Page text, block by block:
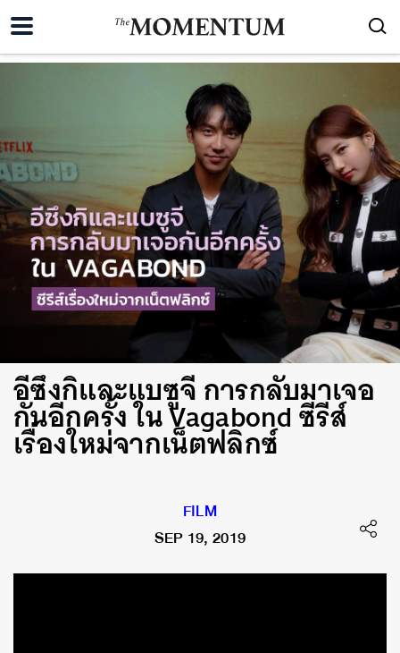
อีซึงกิและแบซูจี การกลับมาเจอ
กันอีกครั้ง ใน Vagabond ซีรีส์
เรื่องใหม่จากเน็ตฟลิกซ์
FILM
SEP 19, 2019